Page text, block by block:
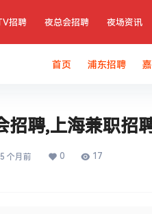
招聘 夜总会招聘 夜场资讯
首页 浦东招聘
招聘,上海兼职招
5 个月前 0 17